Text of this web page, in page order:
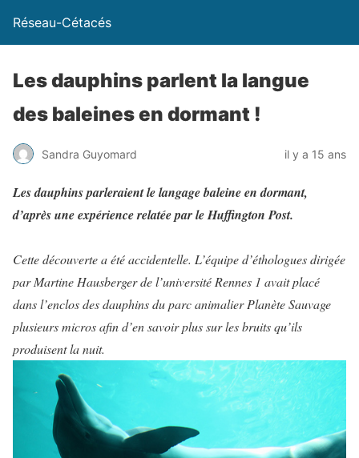
Réseau-Cétacés
Les dauphins parlent la langue
des baleines en dormant !
Sandra Guyomard il y a 15 ans
Les dauphins parleraient le langage baleine en dormant,
d’après une expérience relatée par le Huffington Post.
Cette découverte a été accidentelle. L’équipe d’éthologues dirigée
par Martine Hausberger de l’université Rennes 1 avait placé
dans l’enclos des dauphins du parc animalier Planète Sauvage
plusieurs micros afin d’en savoir plus sur les bruits qu’ils
produisent la nuit.